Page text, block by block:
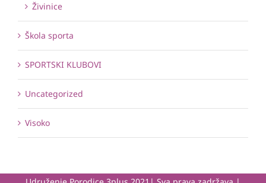
Živinice
Škola sporta
SPORTSKI KLUBOVI
Uncategorized
Visoko